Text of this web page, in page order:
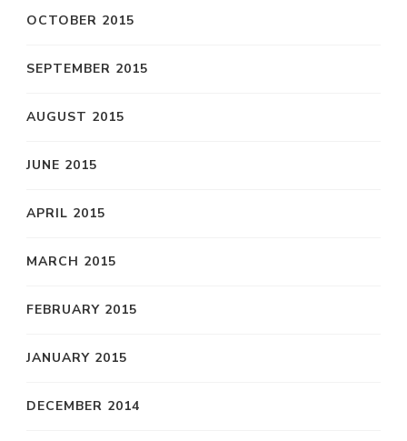
OCTOBER 2015
SEPTEMBER 2015
AUGUST 2015
JUNE 2015
APRIL 2015
MARCH 2015
FEBRUARY 2015
JANUARY 2015
DECEMBER 2014